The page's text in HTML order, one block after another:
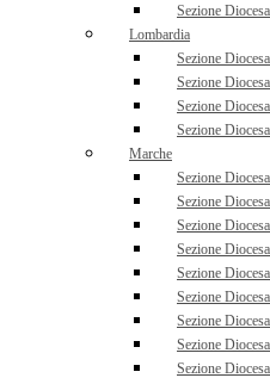
Sezione
Lombardia
Sezione
Sezione
Sezione
Sezione
Marche
Sezione
Sezione
Sezione
Sezione
Sezione
Sezione
Sezione
Sezione
Sezione